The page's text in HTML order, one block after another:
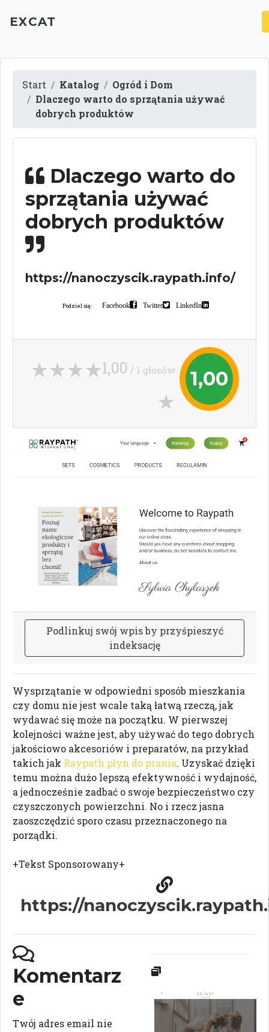
EXCAT
Start Katalog
Ogród i Dom
Dlaczego warto do sprzątania używać
dobrych produktów
Dlaczego warto do
sprzątania używać
dobrych produktów
https://nanoczyscik.raypath.info/
Podziel się: Facebook Twitter LinkedIn
1,00
1,00 / 1 głosów
Podlinkuj swój wpisby przyśpieszyć
indeksację
Wysprzątanie w odpowiedni sposób mieszkania
czy domu nie jest wcale taką łatwą rzeczą, jak
wydawać się może na początku. W pierwszej
kolejności ważne jest, aby używać do tego dobrych
jakościowo akcesoriów i preparatów, na przykład
takich jak Raypath płyn do prania. Uzyskać dzięki
temu można dużo lepszą efektywność i wydajność,
a jednocześnie zadbać o swoje bezpieczeństwo czy
czyszczonych powierzchni. No i rzecz jasna
zaoszczędzić sporo czasu przeznaczonego na
porządki.
+Tekst Sponsorowany+
https://
Komentarz
e
Twój adres email nie